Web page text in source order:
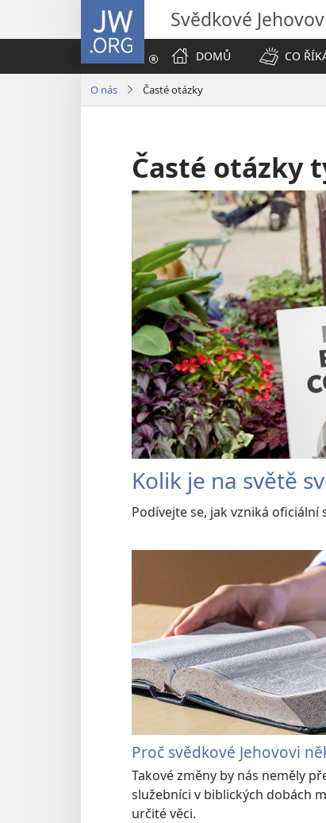
JW.ORG Svědkové
DOMŮ
CO
O nás Časté otázky
Časté otázky
Kolik je na světě
Podívejte se, jak vzniká oficiální
Proč svědkové Jehovovi
Takové změny by nás neměly
služebníci v biblických dobách
určité věci.